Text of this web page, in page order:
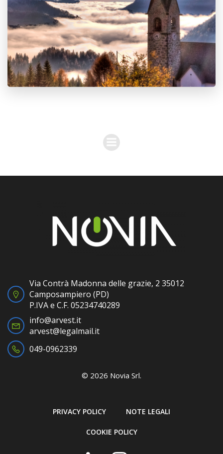
Via Contrà Madonna delle grazie, 2 35012
Camposampiero (PD)
P.IVA e C.F. 05234740289
info@arvest.it
arvest@legalmail.it
049-0962339
© 2026 Novia Srl.
PRIVACY POLICY NOTE LEGALI
COOKIE POLICY